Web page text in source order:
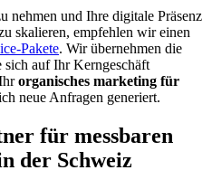
nehmen und Ihre digitale Präsenz
skalieren, empfehlen wir einen
Pakete. Wir übernehmen die
sich auf Ihr Kerngeschäft
organisches marketing für
neue Anfragen generiert.
für messbaren
der Schweiz